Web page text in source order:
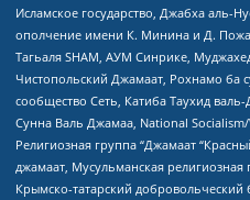
Исламское государство, Джабха
ополчение имени К. Минина и Д.
Тагьаля SHAM, АУМ Синрике,
Чистопольский Джамаат, Рохнамо ба
сообщество Сеть, Катиба Таухид
Сунна Валь Джамаа, National Socialism/
Религиозная группа “Джамаат
джамаат, Мусульманская
Крымско-татарский